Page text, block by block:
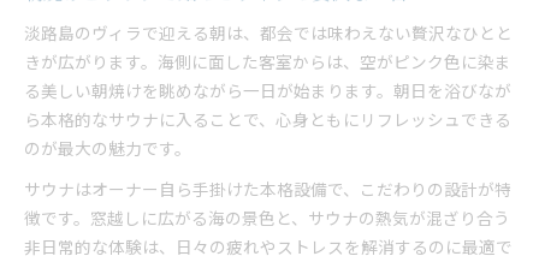
淡路島のヴィラで迎える朝は、都会では味わえない贅沢なひとと
きが広がります。海側に面した客室からは、空がピンク色に染ま
る美しい朝焼けを眺めながら一日が始まります。朝日を浴びなが
ら本格的なサウナに入ることで、心身ともにリフレッシュできる
のが最大の魅力です。
サウナはオーナー自ら手掛けた本格設備で、こだわりの設計が特
徴です。窓越しに広がる海の景色と、サウナの熱気が混ざり合う
非日常的な体験は、日々の疲れやストレスを解消するのに最適で